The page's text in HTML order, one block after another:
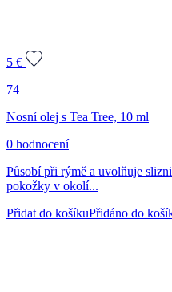
5 €
74
Nosní olej s Tea Tree, 10 ml
0 hodnocení
Působí při rýmě a uvolňuje
pokožky v okolí...
Přidat do košíkuPřidáno do